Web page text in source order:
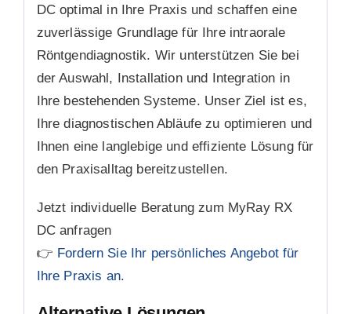
DC optimal in Ihre Praxis und schaffen eine
zuverlässige Grundlage für Ihre intraorale
Röntgendiagnostik. Wir unterstützen Sie bei
der Auswahl, Installation und Integration in
Ihre bestehenden Systeme. Unser Ziel ist es,
Ihre diagnostischen Abläufe zu optimieren und
Ihnen eine langlebige und effiziente Lösung für
den Praxisalltag bereitzustellen.
Jetzt individuelle Beratung zum MyRay RX
DC anfragen
👉 Fordern Sie Ihr persönliches Angebot für
Ihre Praxis an.